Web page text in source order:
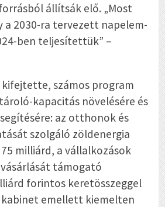
állítsák elő. „Most
2030-ra tervezett napelem-
ben teljesítettük” –
számos program
kapacitás növelésére és
az otthonok és
szolgáló zöldenergia
milliárd, a vállalkozások
támogató
forintos keretösszeggel
emellett kiemelten